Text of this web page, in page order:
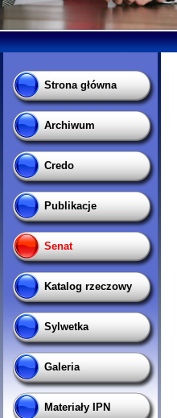
Strona główna
Archiwum
Credo
Publikacje
Senat
Katalog rzeczowy
Sylwetka
Galeria
Materiały IPN